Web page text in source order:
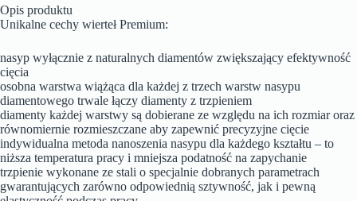
Opis produktu
Unikalne cechy wierteł Premium:
nasyp wyłącznie z naturalnych diamentów zwiększający efektywność
cięcia
osobna warstwa wiążąca dla każdej z trzech warstw nasypu
diamentowego trwale łączy diamenty z trzpieniem
diamenty każdej warstwy są dobierane ze względu na ich rozmiar oraz
równomiernie rozmieszczane aby zapewnić precyzyjne cięcie
indywidualna metoda nanoszenia nasypu dla każdego kształtu – to
niższa temperatura pracy i mniejsza podatność na zapychanie
trzpienie wykonane ze stali o specjalnie dobranych parametrach
gwarantujących zarówno odpowiednią sztywność, jak i pewną